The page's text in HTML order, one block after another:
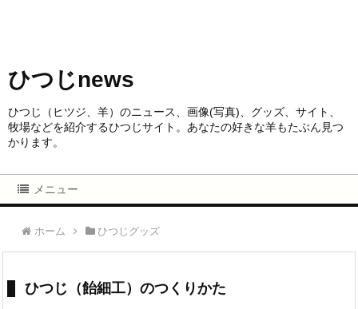
ひつじnews
ひつじ（ヒツジ、羊）のニュース、画像(写真)、グッズ、サイト、
牧場などを紹介するひつじサイト。あなたの好きな羊もたぶん見つ
かります。
メニュー
ホーム ひつじグッズ
ひつじ（飴細工）のつくりかた